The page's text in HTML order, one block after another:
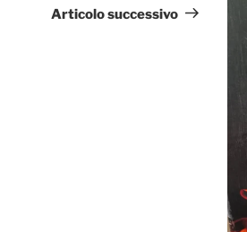
successivo
Articolo successivo